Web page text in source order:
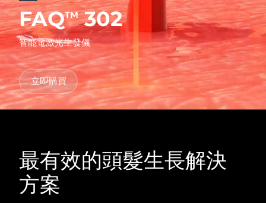
FAQTM302
智能電激光生發儀
立即購買
最有效的頭髮生長解決
方案
FAQ™ Dual LED Panel
熱門產品
美國 預計送達日期 8/10/26
英國 預計送達日期 8/9/26
西班牙 預計送達日期 8/9/26
澳洲 預計送達日期8/12/26
德國 預計送達日期8/9/26
加拿大